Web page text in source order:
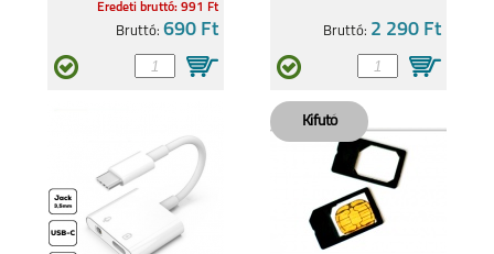
Eredeti bruttó: 991 Ft
Bruttó: 690 Ft Bruttó: 2 290 Ft